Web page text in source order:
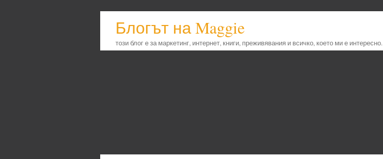
Блогът на Maggie
този блог е за маркетинг, интернет, книги, преживявания и всичко, което ми е интересно.